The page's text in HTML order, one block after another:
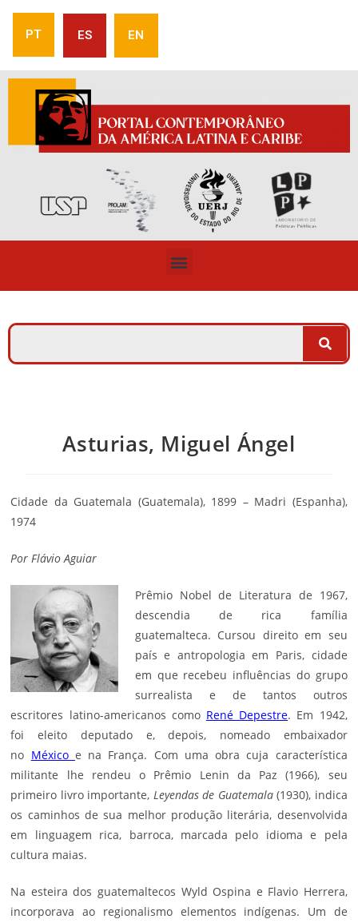
PT ES EN
Asturias, Miguel Ángel
Cidade da Guatemala (Guatemala), 1899 – Madri (Espanha),
1974
Por Flávio Aguiar
Prêmio Nobel de Literatura de 1967,
descendia de rica família
guatemalteca. Cursou direito em seu
país e antropologia em Paris, cidade
em que recebeu influências do grupo
surrealista e de tantos outros
escritores latino-americanos como René Depestre. Em 1942,
foi eleito deputado e, depois, nomeado embaixador
no México e na França. Com uma obra cuja característica
militante lhe rendeu o Prêmio Lenin da Paz (1966), seu
primeiro livro importante, Leyendas de Guatemala(1930), indica
os caminhos de sua melhor produção literária, desenvolvida
em linguagem rica, barroca, marcada pelo idioma e pela
cultura maias.
Na esteira dos guatemaltecos Wyld Ospina e Flavio Herrera,
incorporava ao regionalismo elementos indígenas. Um de